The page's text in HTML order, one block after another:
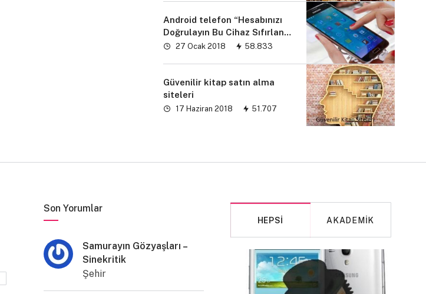
Android telefon “Hesabınızı
Doğrulayın Bu Cihaz Sıfırlandı
sorunu” çözümü
27 Ocak 2018 58.833
Güvenilir kitap satın alma
siteleri
17 Haziran 2018 51.707
Son Yorumlar
Samurayın Gözyaşları –
Sinekritik
Şehir
HEPSI AKADEMIK
MAKALE